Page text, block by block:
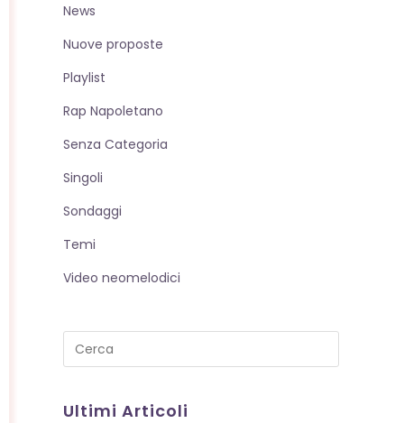
News
Nuove proposte
Playlist
Rap Napoletano
Senza Categoria
Singoli
Sondaggi
Temi
Video neomelodici
Escape
Ultimi Articoli